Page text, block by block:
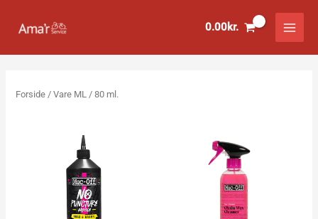
0.00kr.
Forside / Vare ML / 80 ml.